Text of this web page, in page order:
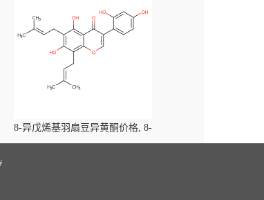
8-异戊烯基羽扇豆异黄酮价格, 8-
对照品, CAS号:125002-91-7